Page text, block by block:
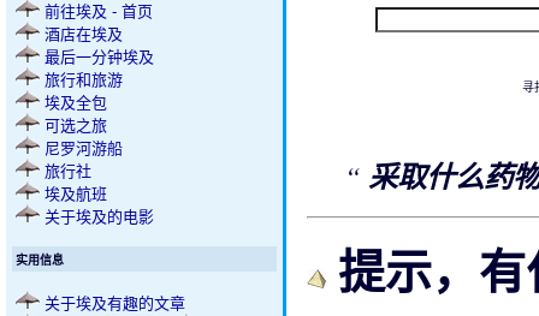
前往埃及 - 首页
酒店在埃及
最后一分钟埃及
旅行和旅游
埃及全包
可选之旅
尼罗河游船
旅行社
埃及航班
关于埃及的电影
实用信息
关于埃及有趣的文章
寻
“采取什么药
提示，